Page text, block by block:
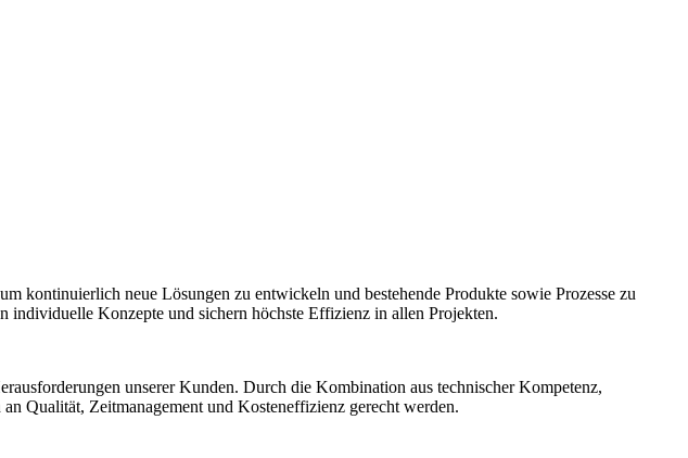
kontinuierlich neue Lösungen zu entwickeln und bestehende Produkte sowie Prozesse zu
individuelle Konzepte und sichern höchste Effizienz in allen Projekten.
unserer Kunden. Durch die Kombination aus technischer Kompetenz,
Qualität, Zeitmanagement und Kosteneffizienz gerecht werden.